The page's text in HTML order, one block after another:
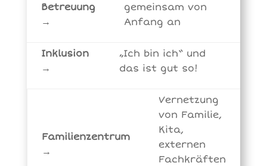
Betreuung
→
gemeinsam von
Anfang an
Inklusion
→
„Ich bin ich“ und
das ist gut so!
Familienzentrum
→
Vernetzung
von Familie,
Kita,
externen
Fachkräften